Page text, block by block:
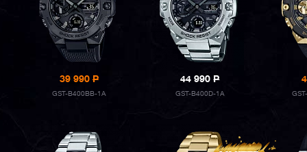
39 990P
GST-B400BB-1A
44 990P
GST-B400D-1A